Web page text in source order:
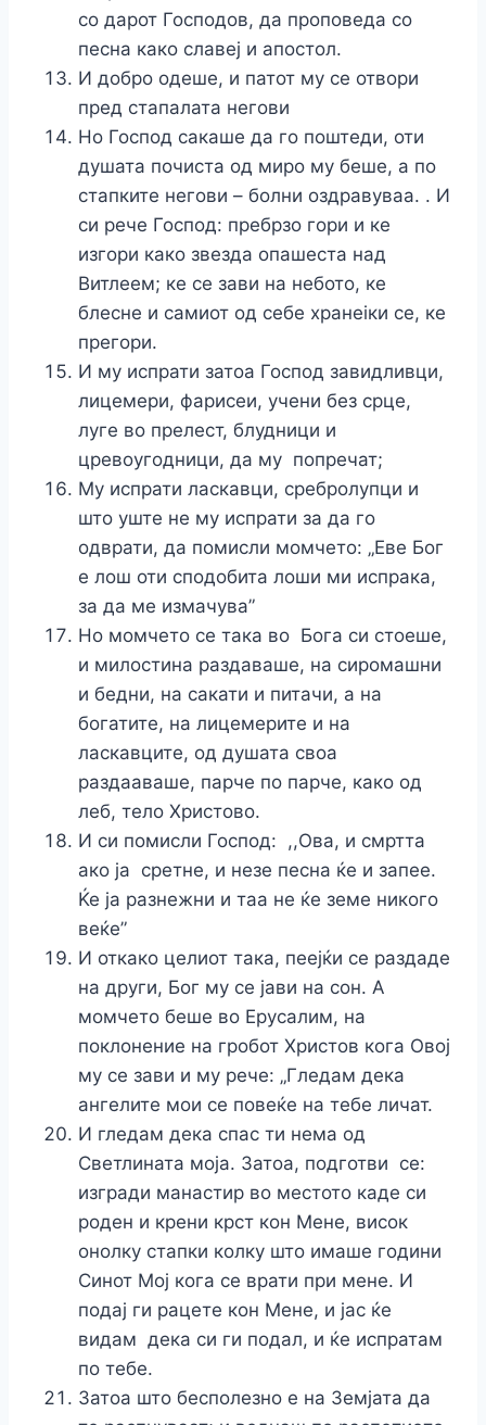
со дарот Господов, да проповеда со
песна како славеј и апостол.
И добро одеше, и патот му се отвори
пред стапалата негови
Но Господ сакаше да го поштеди, оти
душата почиста од миро му беше, а по
стапките негови – болни оздравуваа. . И
си рече Господ: пребрзо гори и ке
изгори како звезда опашеста над
Витлеем; ке се зави на небото, ке
блесне и самиот од себе хранеіки се, ке
прегори.
И му испрати затоа Господ завидливци,
лицемери, фарисеи, учени без срце,
луге во прелест, блудници и
цревоугодници, да му попречат;
Му испрати ласкавци, сребролупци и
што уште не му испрати за да го
одврати, да помисли момчето: „Еве Бог
е лош оти сподобита лоши ми испрака,
за да ме измачува”
Но момчето се така во Бога си стоеше,
и милостина раздаваше, на сиромашни
и бедни, на сакати и питачи, а на
богатите, на лицемерите и на
ласкавците, од душата своа
раздааваше, парче по парче, како од
леб, тело Христово.
И си помисли Господ: ,,Ова, и смртта
ако ја сретне, и незе песна ќе и запее.
Ќе jа разнежни и таа не ќе земе никого
веќе”
И откако целиот така, пеејќи се раздаде
на други, Бог му се јави на сон. А
момчето беше во Ерусалим, на
поклонение на гробот Христов кога Овој
му се зави и му рече: „Гледам дека
ангелите мои се повеќе на тебе личат.
И гледам дека спас ти нема од
Светлината моја. Затоа, подготви се:
изгради манастир во местото каде си
роден и крени крст кон Мене, висок
онолку стапки колку што имаше години
Синот Moj кога се врати при мене. И
подај ги рацете кон Мене, и јас ќе
видам дека си ги подал, и ќе испратам
по тебе.
Затоа што бесполезно е на Земјата да